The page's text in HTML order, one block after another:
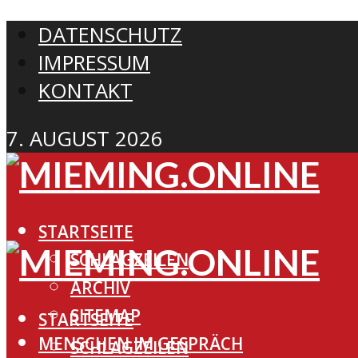
DATENSCHUTZ
IMPRESSUM
KONTAKT
7. AUGUST 2026
STARTSEITE
SCHLAGZEILEN
ARCHIV
SITEMAP
MENSCHEN IM GESPRÄCH
STARTSEITE
SCHLAGZEILEN